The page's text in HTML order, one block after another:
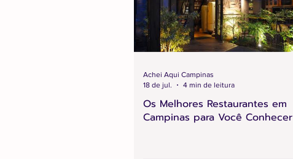
Os Melhores Restaurantes em
Campinas para Você Conhecer
Achei Aqui Campinas
18 de jul.
4 min de leitura